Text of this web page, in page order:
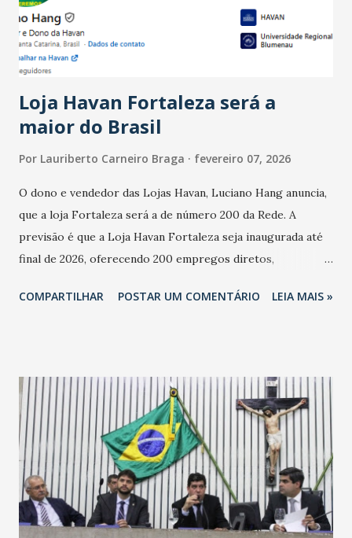
estabelecimentos no prejuízo ficou em 19%, pouco abaixo
do observado no mês anterior. Outros 1% não existiam em
novembro. Em relação a outubro, o faturamento também
Loja Havan Fortaleza será a
maior do Brasil
Por Lauriberto Carneiro Braga fevereiro 07, 2026
O dono e vendedor das Lojas Havan, Luciano Hang anuncia,
que a loja Fortaleza será a de número 200 da Rede. A
previsão é que a Loja Havan Fortaleza seja inaugurada até
final de 2026, oferecendo 200 empregos diretos,
Havan Fortaleza ainda não foi anunciada oficialmente, mas
COMPARTILHAR POSTAR UM COMENTÁRIO LEIA MAIS »